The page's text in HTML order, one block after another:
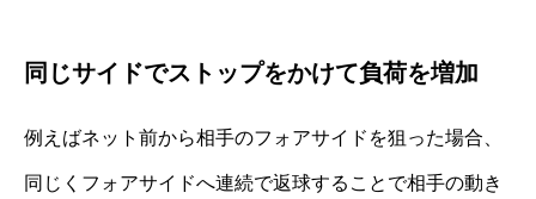
同じサイドでストップをかけて負荷を増加
例えばネット前から相手のフォアサイドを狙った場合、
同じくフォアサイドへ連続で返球することで相手の動き